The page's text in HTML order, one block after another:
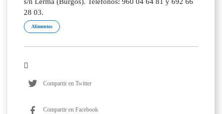
s/n Lerma (Burgos). Teléfonos: 960 04 64 81 y 692 66
28 03.
Alimentos
Compartir en Twitter
Compartir en Facebook